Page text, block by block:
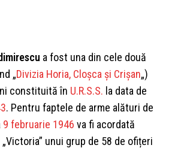
a fost una din cele două
„Divizia Horia, Cloșca și Crișan„)
constituită în U.R.S.S. la data de
. Pentru faptele de arme alături de
9 februarie 1946 va fi acordată
unui grup de 58 de ofițeri